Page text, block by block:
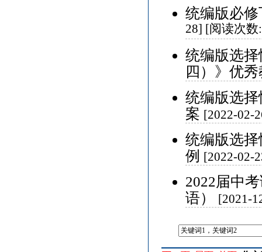
统编版必
28] [阅读次数
统编版选
四）》优
统编版选
案 [2022-02-
统编版选
例 [2022-02-
2022届中
语）
[2021-